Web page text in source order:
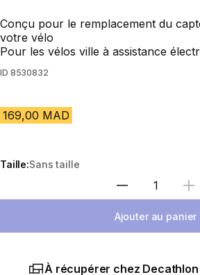
Conçu pour le remplacement du
votre vélo
Pour les vélos ville à assistance
ID 8530832
169,00 MAD
Taille:Sans taille
Ajouter au panier
À récupérer chez Decathlon